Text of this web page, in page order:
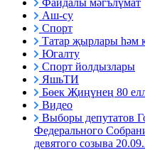
Файдалы мәгълүмат
Аш-су
Спорт
Татар җырлары һәм
Югалту
Спорт йолдызлары
ЯшьТИ
Бөек Җиңүнең 80
Видео
Выборы депутатов
Федерального
девятого созыва